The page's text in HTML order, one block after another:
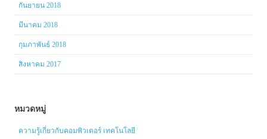
กันยายน 2018
มีนาคม 2018
กุมภาพันธ์ 2018
สิงหาคม 2017
หมวดหมู่
ความรู้เกี่ยวกับคอมพิวเตอร์ เทคโนโลยี